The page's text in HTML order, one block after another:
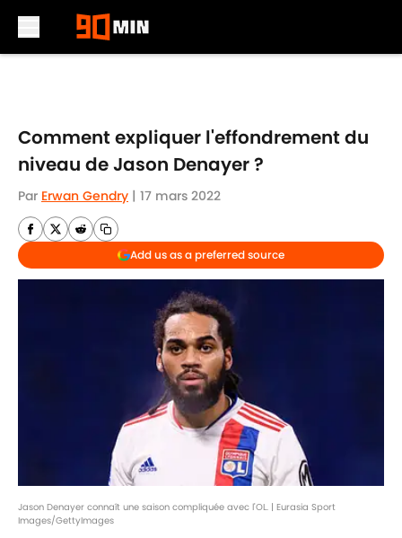
Comment expliquer l'effondrement du
niveau de Jason Denayer ?
Par Erwan Gendry | 17 mars 2022
Add us as a preferred source
Jason Denayer connaît une saison compliquée avec l'OL. | Eurasia Sport
Images/GettyImages